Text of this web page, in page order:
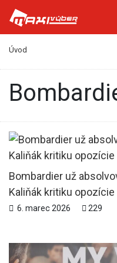
Úvod
Bombardier už
Kaliňák kritiku opozície
6. marec 2026 229